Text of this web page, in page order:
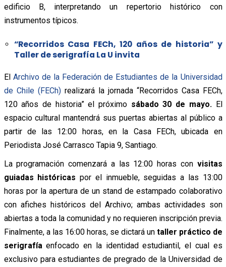
edificio B, interpretando un repertorio histórico con
instrumentos típicos.
“Recorridos Casa FECh, 120 años de historia” y
Taller de serigrafía La U invita
El Archivo de la Federación de Estudiantes de la Universidad
de Chile (FECh)realizará la jornada “Recorridos Casa FECh,
120 años de historia” el próximo sábado 30 de mayo. El
espacio cultural mantendrá sus puertas abiertas al público a
partir de las 12:00 horas, en la Casa FECh, ubicada en
Periodista José Carrasco Tapia 9, Santiago.
La programación comenzará a las 12:00 horas con visitas
guiadas históricas por el inmueble, seguidas a las 13:00
horas por la apertura de un stand de estampado colaborativo
con afiches históricos del Archivo; ambas actividades son
abiertas a toda la comunidad y no requieren inscripción previa.
Finalmente, a las 16:00 horas, se dictará un taller práctico de
serigrafía enfocado en la identidad estudiantil, el cual es
exclusivo para estudiantes de pregrado de la Universidad de